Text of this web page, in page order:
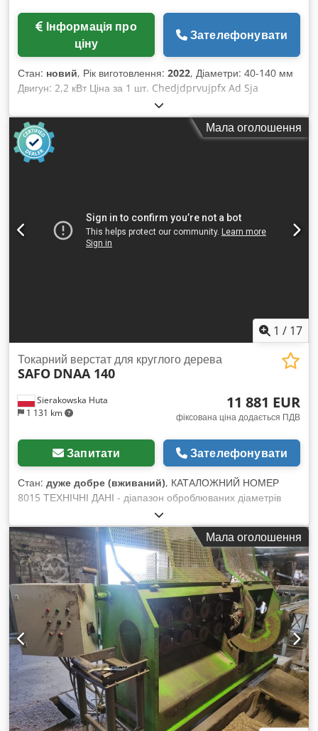
ціну
Зателефонувати
Стан: новий, Рік виготовлення: 2022, Діаметри: 40-140 мм
Двигун: 2,2 кВт Ціна за 1 шт. Chedjdprvujpfx Ad Sja
Мала оголошення
1 / 17
Sierakowska Huta
1 131 km
Токарний верстат для круглого дерева
SAFO DNAA 140
11 881 EUR
фіксована ціна додається ПДВ
Запитати Зателефонувати
Стан: дуже добре (вживаний), КАТАЛОЖНИЙ НОМЕР
8015 ТЕХНІЧНІ ДАНІ - діапазон оброблюваних діаметрів
кілків 40-140 мм - максимальний діаметр вхідного матеріалу
210 мм - мінімальна довжина вхідного матеріалу 600 мм -
максимальний припуск на обробку з боку 30 мм -
встановлена втулка діаметром 100 мм - двигун приводу
головки з ножами 18,5 кВт - подача + вперед/назад - двигун
подачі 3,73 кВт Послідовність: - завантажувальний жолоб - 6
зубчастих тягнучих валків - 4-ножова головка - 6 гладких
вихідних тягнучих валків - габарити (довж/шир/вис)
2600x1200x1390 мм - вага 1700 кг ПЕРЕВАГИ –
виробництво Польща – документація DTR – токарний
верстат вживаний, у дуже доброму стані Ціна нетто: 49 900
PLN Cjdpfx Adjzcw R Rj Ssha Ціна нетто: 11 881 EUR за
курсом 4,20 EUR (Ціни можуть змінюватися при значних
коливаннях курсу)
Мала оголошення